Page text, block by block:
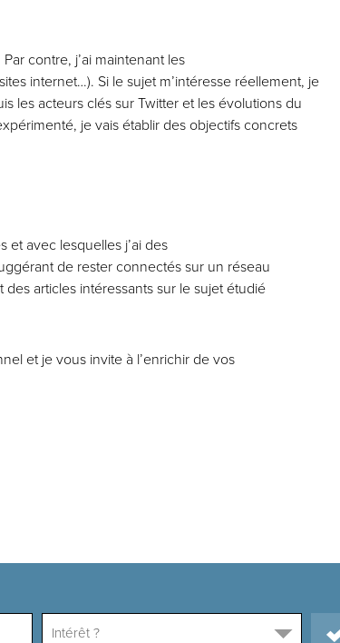
contre, j’ai maintenant les
internet…). Si le sujet m’intéresse réellement, je
les acteurs clés sur Twitter et les évolutions du
je vais établir des objectifs concrets
et avec lesquelles j’ai des
de rester connectés sur un réseau
articles intéressants sur le sujet étudié
et je vous invite à l’enrichir de vos
Intérêt ?